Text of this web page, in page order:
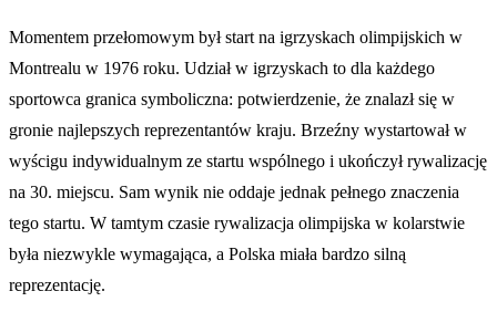
Momentem przełomowym był start na igrzyskach olimpijskich w
Montrealu w 1976 roku. Udział w igrzyskach to dla każdego
sportowca granica symboliczna: potwierdzenie, że znalazł się w
gronie najlepszych reprezentantów kraju. Brzeźny wystartował w
wyścigu indywidualnym ze startu wspólnego i ukończył rywalizację
na 30. miejscu. Sam wynik nie oddaje jednak pełnego znaczenia
tego startu. W tamtym czasie rywalizacja olimpijska w kolarstwie
była niezwykle wymagająca, a Polska miała bardzo silną
reprezentację.